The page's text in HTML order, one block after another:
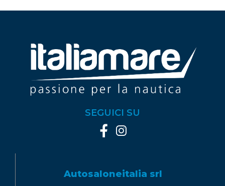
SEGUICI SU
Autosaloneitalia srl